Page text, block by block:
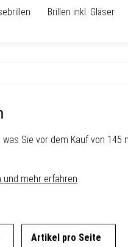
Brillen inkl. Gläser
, was Sie vor dem Kauf von 145
mehr erfahren
Artikel pro Seite